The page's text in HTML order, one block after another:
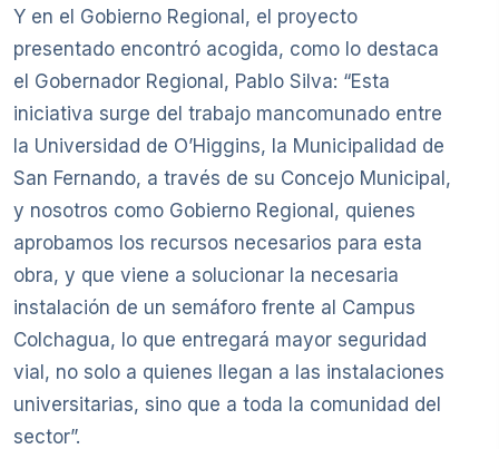
Y en el Gobierno Regional, el proyecto
presentado encontró acogida, como lo destaca
el Gobernador Regional, Pablo Silva: “Esta
iniciativa surge del trabajo mancomunado entre
la Universidad de O’Higgins, la Municipalidad de
San Fernando, a través de su Concejo Municipal,
y nosotros como Gobierno Regional, quienes
aprobamos los recursos necesarios para esta
obra, y que viene a solucionar la necesaria
instalación de un semáforo frente al Campus
Colchagua, lo que entregará mayor seguridad
vial, no solo a quienes llegan a las instalaciones
universitarias, sino que a toda la comunidad del
sector”.